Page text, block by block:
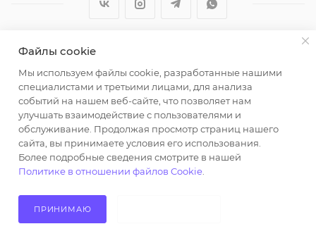
2026 © ООО "Вайт Текстиль групп"
Любая информация на сайте носит справочный
характер и не является публичной офертой
определяемой положениями пункта 2 статьи 437
Гражданского кодекса Российской Федерации.
Использование любых материалов, опубликованных
на https://opt-milena.ru, допустимо только при
наличии письменного разрешения редакции и
активной ссылки на https://opt-milena.ru
Файлы cookie
Мы используем файлы cookie, разработанные нашими
специалистами и третьими лицами, для анализа
событий на нашем веб-сайте, что позволяет нам
улучшать взаимодействие с пользователями и
обслуживание. Продолжая просмотр страниц нашего
сайта, вы принимаете условия его использования.
Более подробные сведения смотрите в нашей
Политике в отношении файлов Cookie
ПРИНИМАЮ